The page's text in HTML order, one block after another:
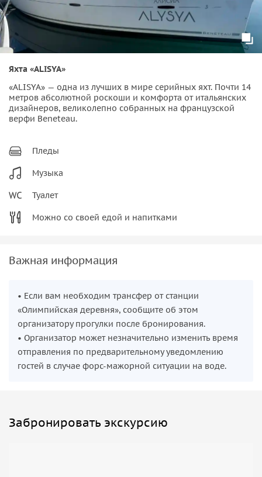
Яхта «ALISYA»
«ALISYA» — одна из лучших в мире серийных яхт. Почти 14
метров абсолютной роскоши и комфорта от итальянских
дизайнеров, великолепно собранных на французской
верфи Beneteau.
Пледы
Музыка
Туалет
Можно со своей едой и напитками
Важная информация
• Если вам необходим трансфер от станции
«Олимпийская деревня», сообщите об этом
организатору прогулки после бронирования.
• Организатор может незначительно изменить время
отправления по предварительному уведомлению
гостей в случае форс-мажорной ситуации на воде.
Забронировать экскурсию